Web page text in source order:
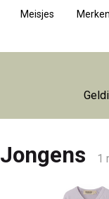
Meisjes Merken
Jongens 1